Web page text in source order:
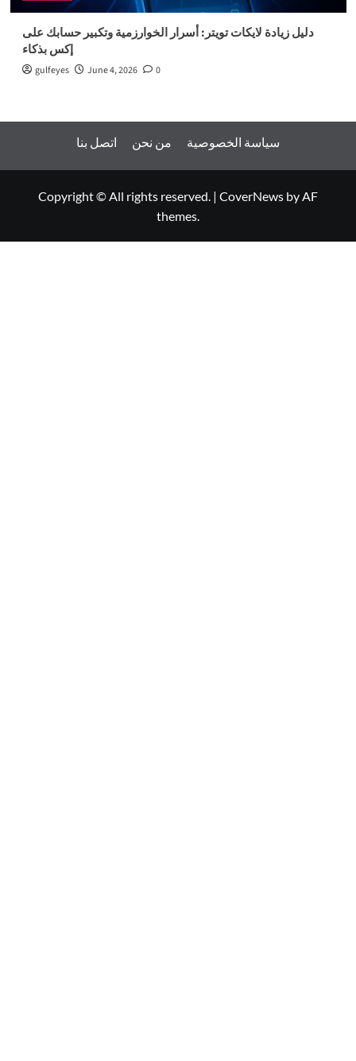
دليل زيادة لايكات تويتر: أسرار الخوارزمية وتكبير حسابك على
إكس بذكاء
gulfeyes June 4, 2026 0
اتصل بنا من نحن سياسة الخصوصية
Copyright © All rights reserved. | CoverNews by AF
themes.